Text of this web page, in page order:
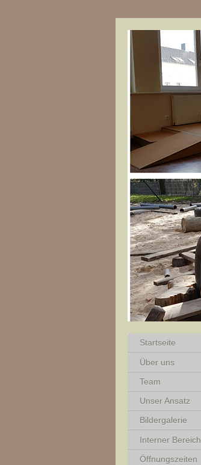
Startseite
Über uns
Team
Unser Ansatz
Bildergalerie
Interner Bereich
Öffnungszeiten